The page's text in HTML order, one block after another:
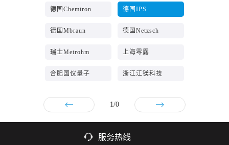
德国Chemtron 德国IPS
德国Mbraun 德国Netzsch
瑞士Metrohm 上海零露
合肥国仪量子 浙江江镁科技
1/0
服务热线